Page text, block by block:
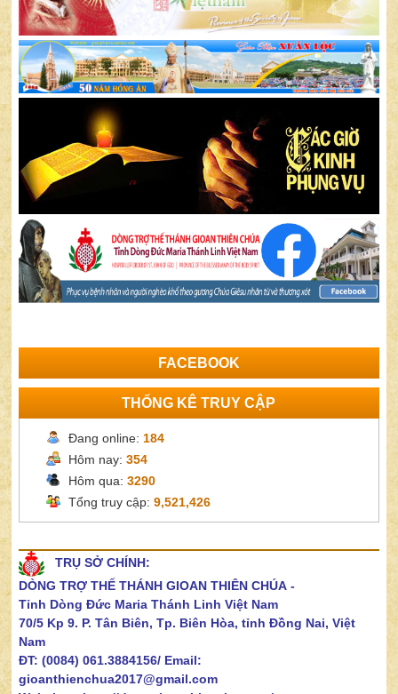
FACEBOOK
THỐNG KÊ TRUY CẬP
Đang online: 184
Hôm nay:354
Hôm qua:3290
Tổng truy cập:9,521,426
TRỤ SỞ CHÍNH:
DÒNG TRỢ THẾ THÁNH GIOAN THIÊN CHÚA -
Tỉnh Dòng Đức Maria Thánh Linh Việt Nam
70/5 Kp 9. P. Tân Biên, Tp. Biên Hòa, tỉnh Đồng Nai, Việt
Nam
ĐT: (0084) 061.3884156/ Email:
gioanthienchua2017@gmail.com